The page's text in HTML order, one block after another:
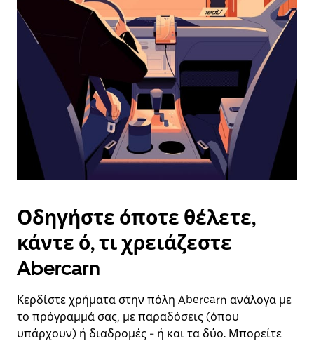
επιλέξετε
μια
ημερομηνία.
Πατήστε
πλήκτρο
escape
για
να
κλείσετε
ημερολόγιο.
Οδηγήστε όποτε θέλετε,
κάντε ό, τι χρειάζεστε
Abercarn
Κερδίστε χρήματα στην πόλη Abercarn ανάλογα με
το πρόγραμμά σας, με παραδόσεις (όπου
υπάρχουν) ή διαδρομές - ή και τα δύο. Μπορείτε